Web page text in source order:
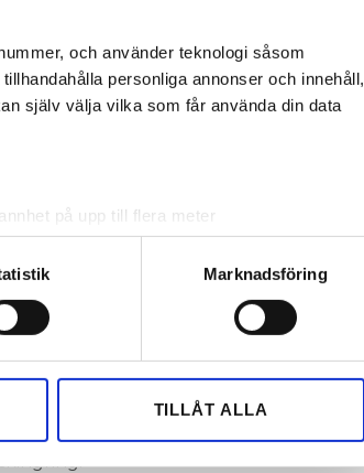
och använder teknologi såsom
personliga annonser och innehåll,
själv välja vilka som får använda din data
på upp till flera meter
(fingeravtryck)
i
detaljsektionen. Du kan ändra
och annan information från din enhet
Dessa kan i sin tur kombinera informationen
Marknadsföring
TILLÅT ALLA
nya.
säger
JO-
– en